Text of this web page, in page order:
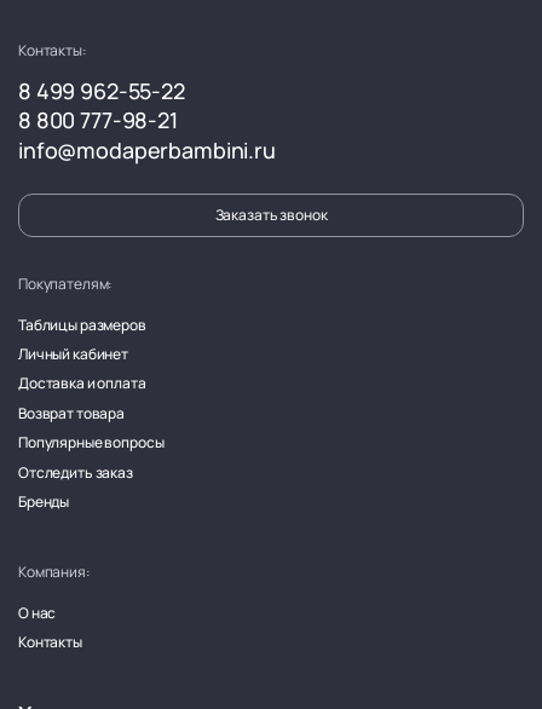
Контакты:
8 499 962-55-22
8 800 777-98-21
info@modaperbambini.ru
Заказать звонок
Покупателям:
Таблицы размеров
Личный кабинет
Доставка и оплата
Возврат товара
Популярные вопросы
Отследить заказ
Бренды
Компания:
О нас
Контакты